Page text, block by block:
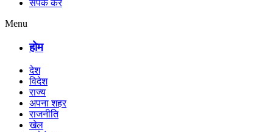
संपर्क करें
Menu
होम
देश
विदेश
राज्य
अपना शहर
राजनीति
खेल